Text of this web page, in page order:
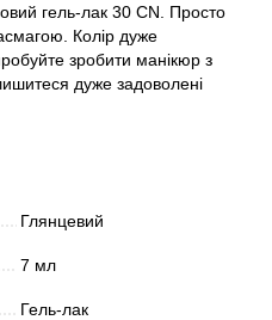
гель-лак 30 CN. Просто
Колір дуже
зробити манікюр з
дуже задоволені
Глянцевий
7 мл
Гель-лак